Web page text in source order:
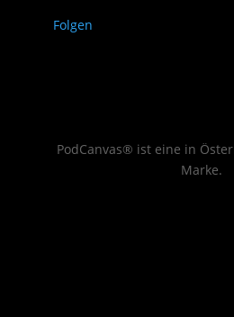
Folgen
PodCanvas® ist eine in
Marke.